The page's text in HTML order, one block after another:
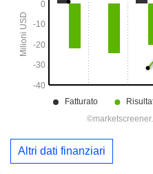
Altri dati finanziari